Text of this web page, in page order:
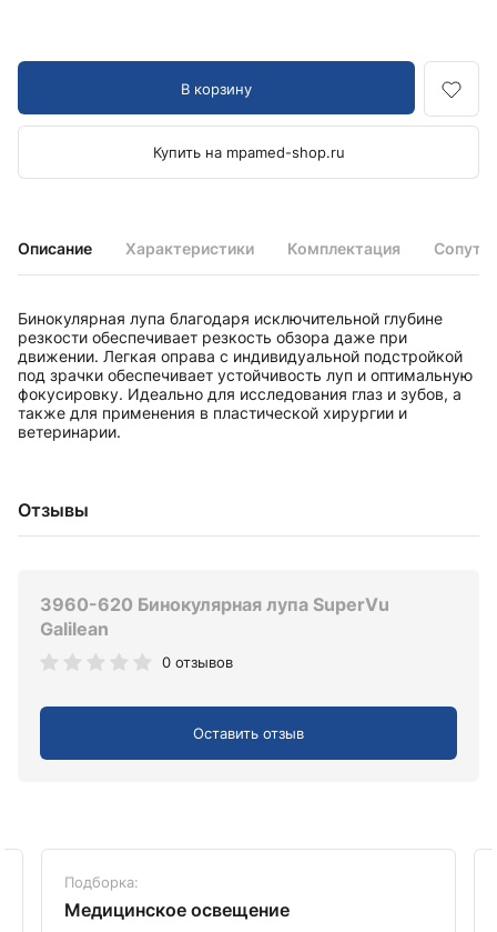
Описание Характеристики Комплектация
Бинокулярная лупа благодаря исключительной глубине
резкости обеспечивает резкость обзора даже при
движении. Легкая оправа с индивидуальной подстройкой
под зрачки обеспечивает устойчивость луп и оптимальную
фокусировку. Идеально для исследования глаз и зубов, а
также для применения в пластической хирургии и
ветеринарии.
Отзывы
3960-620 Бинокулярная лупа SuperVu
Galilean
0 отзывов
Оставить отзыв
В корзину
Купить на mpamed-shop.ru
Подборка:
Медицинское освещение